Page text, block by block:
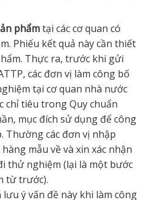
phẩmtại các cơ quan có
Phiếu kết quả này cần thiết
Thực ra, trước khi gửi
các đơn vị làm công bố
tại cơ quan nhà nước
chỉ tiêu trong Quy chuẩn
mục đích sử dụng để công
Thường các đơn vị nhập
mẫu về và xin xác nhận
thử nghiệm (lại là một bước
từ trước).
ý vấn đề này khi làm công